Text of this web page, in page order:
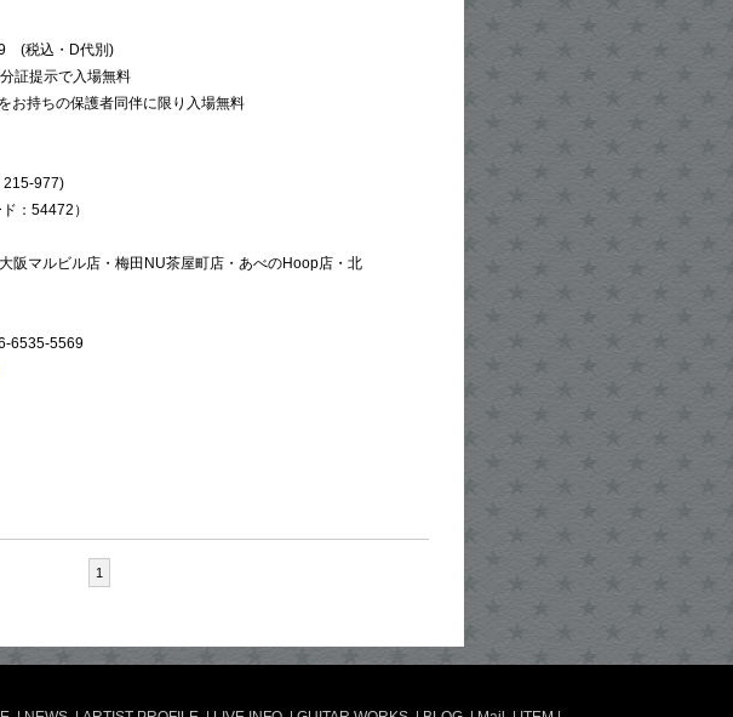
(税込・D代別)
証提示で入場無料
お持ちの保護者同伴に限り入場無料
215-977)
ド：54472）
阪マルビル店・梅田NU茶屋町店・あべのHoop店・北
6535-5569
1